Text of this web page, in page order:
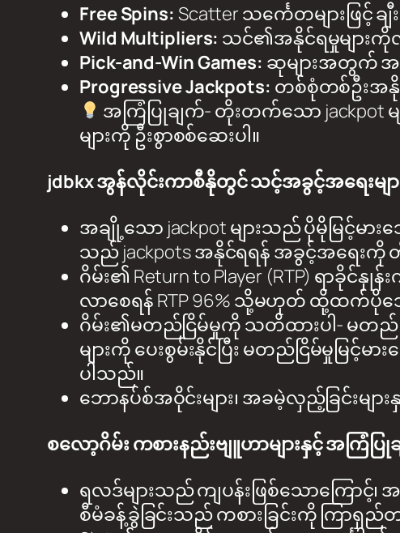
Free Spins: Scatter သင်္ကေတများဖြင့် ခ
Wild Multipliers: သင်၏အနိုင်ရမှုများကိုလည်
Pick-and-Win Games: ဆုများအတွက် အပ
Progressive Jackpots: တစ်စုံတစ်ဦးအနို
အကြံပြုချက်- တိုးတက်သော jackpot
များကို ဦးစွာစစ်ဆေးပါ။
jdbkx အွန်လိုင်းကာစီနိုတွင် သင့်အခွင့်အရေးမျ
အချို့သော jackpot များသည် ပိုမိုမြင့်မား
သည် jackpots အနိုင်ရရန် အခွင့်အရေးကို
ဂိမ်း၏ Return to Player (RTP) ရာခိုင်
လာစေရန် RTP 96% သို့မဟုတ် ထို့ထက်ပိုသော
ဂိမ်း၏မတည်ငြိမ်မှုကို သတိထားပါ- မတည်
များကို ပေးစွမ်းနိုင်ပြီး မတည်ငြိမ်မှုမြင့်
ပါသည်။
ဘောနပ်စ်အဝိုင်းများ၊ အခမဲ့လှည့်ခြင်းမ
စလော့ဂိမ်း ကစားနည်းဗျူဟာများနှင့် အကြံပြုခ
ရလဒ်များသည် ကျပန်းဖြစ်သောကြော
စီမံခန့်ခွဲခြင်းသည် ကစားခြင်းကို ကြာရှည်